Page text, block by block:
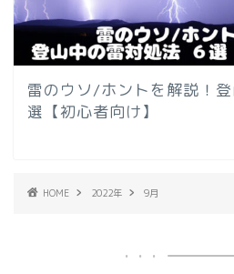
雷のウソ/ホントを解説！
選【初心者向け】
HOME 2022年 9月